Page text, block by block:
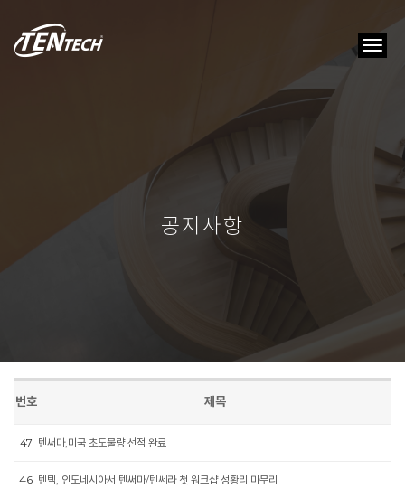
공지사항
번호 제목
47 텐써마,미국 초도물량 선적 완료
46 텐텍, 인도네시아서 텐써마/텐쎄라 첫 워크샵 성황리 마무리